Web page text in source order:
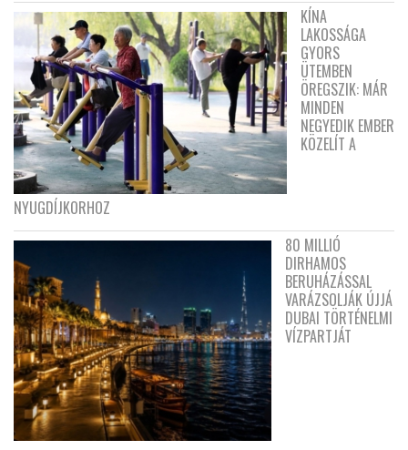
KÍNA
LAKOSSÁGA
GYORS
ÜTEMBEN
ÖREGSZIK: MÁR
MINDEN
NEGYEDIK EMBER
KÖZELÍT A
NYUGDÍJKORHOZ
80 MILLIÓ
DIRHAMOS
BERUHÁZÁSSAL
VARÁZSOLJÁK ÚJJÁ
DUBAI TÖRTÉNELMI
VÍZPARTJÁT